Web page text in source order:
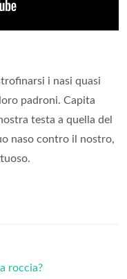
i nasi quasi
padroni. Capita
testa a quella del
naso contro il nostro,
roccia?